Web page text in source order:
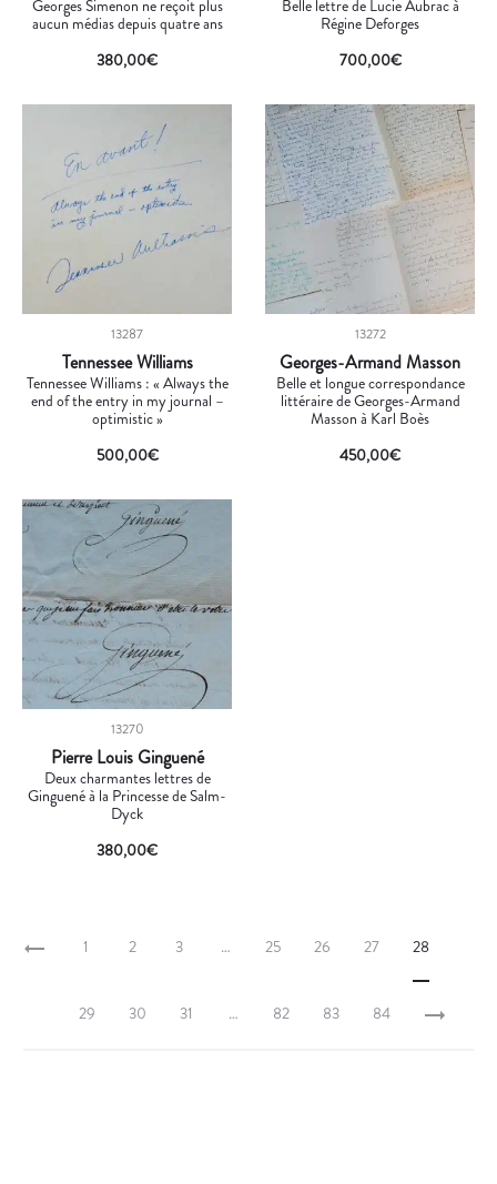
Georges Simenon ne reçoit plus
aucun médias depuis quatre ans
380,00€
Belle lettre de Lucie Aubrac à
Régine Deforges
700,00€
13287
Tennessee Williams
Tennessee Williams : « Always the
end of the entry in my journal –
optimistic »
500,00€
13272
Georges-Armand Masson
Belle et longue correspondance
littéraire de Georges-Armand
Masson à Karl Boès
450,00€
13270
Pierre Louis Ginguené
Deux charmantes lettres de
Ginguené à la Princesse de Salm-
Dyck
380,00€
1 2 3 … 25 26 27 28
29 30 31 … 82 83 84